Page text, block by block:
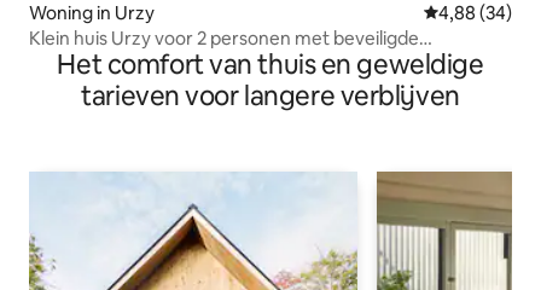
Woning in Urzy Gemiddelde
4,88 (34)
Klein huis Urzy voor 2 personen met beveiligde
parkeerplaats
Het comfort van thuis en geweldige
tarieven voor langere verblijven